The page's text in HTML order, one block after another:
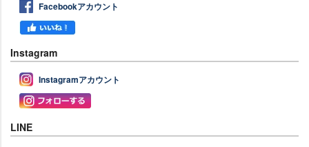
Facebookアカウント
Instagram
Instagramアカウント
LINE